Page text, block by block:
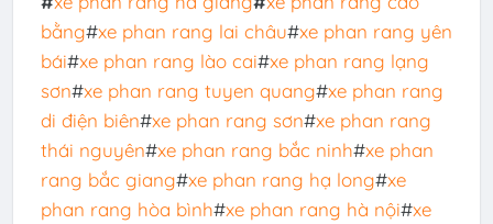
bằng#xe phan rang lai châu#xe phan rang yên
bái#xe phan rang lào cai#xe phan rang lạng
sơn#xe phan rang tuyen quang#xe phan rang
di điện biên#xe phan rang sơn#xe phan rang
thái nguyên#xe phan rang bắc ninh#xe phan
rang bắc giang#xe phan rang hạ long#xe
phan rang hòa bình#xe phan rang hà nội#xe